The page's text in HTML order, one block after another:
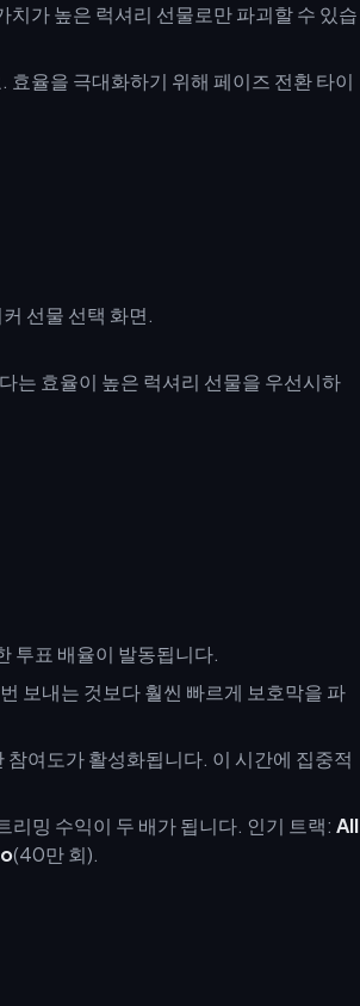
치가 높은 럭셔리 선물로만 파괴할 수 있습
율을 극대화하기 위해 페이즈 전환 타이
는 효율이 높은 럭셔리 선물을 우선시하
투표 배율이 발동됩니다.
보내는 것보다 훨씬 빠르게 보호막을 파
여도가 활성화됩니다. 이 시간에 집중적
밍 수익이 두 배가 됩니다. 인기 트랙: All
(40만 회).